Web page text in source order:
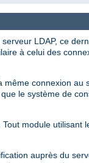
LDAP, ce
à celui des
connexion au
le système de
module utilisant
auprès du